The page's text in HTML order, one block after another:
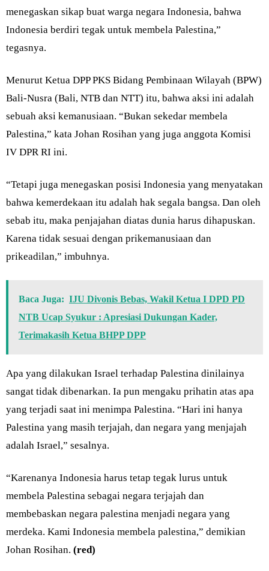
menegaskan sikap buat warga negara Indonesia, bahwa
Indonesia berdiri tegak untuk membela Palestina,”
tegasnya.
Menurut Ketua DPP PKS Bidang Pembinaan Wilayah (BPW)
Bali-Nusra (Bali, NTB dan NTT) itu, bahwa aksi ini adalah
sebuah aksi kemanusiaan. “Bukan sekedar membela
Palestina,” kata Johan Rosihan yang juga anggota Komisi
IV DPR RI ini.
“Tetapi juga menegaskan posisi Indonesia yang menyatakan
bahwa kemerdekaan itu adalah hak segala bangsa. Dan oleh
sebab itu, maka penjajahan diatas dunia harus dihapuskan.
Karena tidak sesuai dengan prikemanusiaan dan
prikeadilan,” imbuhnya.
Baca Juga: IJU Divonis Bebas, Wakil Ketua I DPD PD
NTB Ucap Syukur : Apresiasi Dukungan Kader,
Terimakasih Ketua BHPP DPP
Apa yang dilakukan Israel terhadap Palestina dinilainya
sangat tidak dibenarkan. Ia pun mengaku prihatin atas apa
yang terjadi saat ini menimpa Palestina. “Hari ini hanya
Palestina yang masih terjajah, dan negara yang menjajah
adalah Israel,” sesalnya.
“Karenanya Indonesia harus tetap tegak lurus untuk
membela Palestina sebagai negara terjajah dan
membebaskan negara palestina menjadi negara yang
merdeka. Kami Indonesia membela palestina,” demikian
Johan Rosihan. (red)